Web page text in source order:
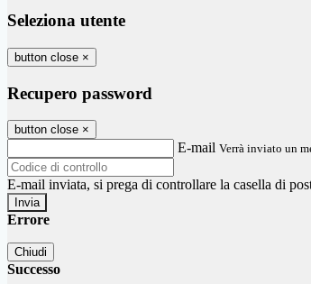
Seleziona utente
button close ×
Recupero password
button close ×
E-mail Verrà inviato un
E-mail inviata, si prega di controllare la casella di
Errore
Chiudi
Successo